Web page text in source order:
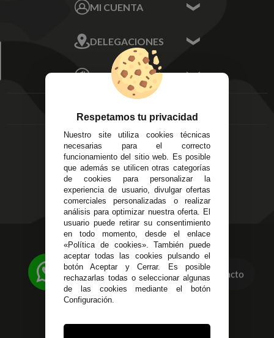
Sobre nosotros
MI CUENTA
Mis Direcciones
Mis Pedidos
Mis favoritos
FAQ's
DELEGACIONES
Écija - Sevilla
Av. Plaza de Toros.
Local 3
C/ Ingeniero Iribarren,
14
Alzira - Valencia
C/ Esplugues, 135
EMPRESA
Aviso Legal
Entregas y
Devoluciones
Política de Privacidad
Pago Seguro
Terminos y
Condiciones Generales
Políticas de Cookies
623 23 31 98
Atendemos Whatsapp
955 44 45 43/955 44 45 44
Contacto
Respetamos tu privacidad
Nuestro site utiliza cookies técnicas
necesarias para el correcto
funcionamiento del sitio web. Es posible
que además se utilicen otras categorías
de cookies para personalizar la
experiencia de usuario, divulgar ofertas
comerciales personalizadas o realizar
análisis para optimizar nuestra oferta. El
usuario puede retirar su consentimiento
en todo momento, desde el enlace
«Política de cookies». También puede
aceptar todas las cookies pulsando el
botón Aceptar y Cerrar. Es posible
rechazarlas todas o seleccionar algunas
de las cookies mediante el botón
Configuración.